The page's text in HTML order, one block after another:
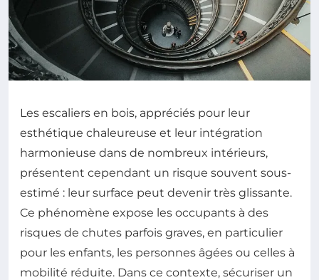
Les escaliers en bois, appréciés pour leur
esthétique chaleureuse et leur intégration
harmonieuse dans de nombreux intérieurs,
présentent cependant un risque souvent sous-
estimé : leur surface peut devenir très glissante.
Ce phénomène expose les occupants à des
risques de chutes parfois graves, en particulier
pour les enfants, les personnes âgées ou celles à
mobilité réduite. Dans ce contexte, sécuriser un